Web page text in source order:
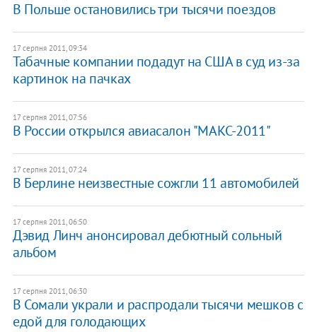
В Польше остановились три тысячи поездов
17 серпня 2011, 09:34
Табачные компании подадут на США в суд из-за
картинок на пачках
17 серпня 2011, 07:56
В России открылся авиасалон "МАКС-2011"
17 серпня 2011, 07:24
В Берлине неизвестные сожгли 11 автомобилей
17 серпня 2011, 06:50
Дэвид Линч анонсировал дебютный сольный
альбом
17 серпня 2011, 06:30
В Сомали украли и распродали тысячи мешков с
едой для голодающих